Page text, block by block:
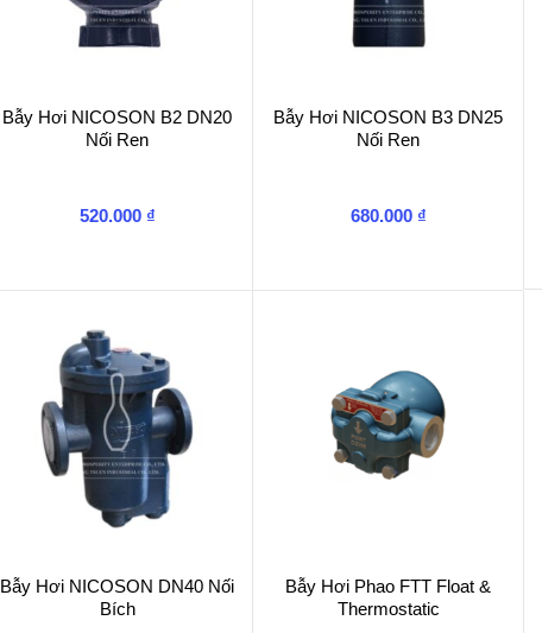
Bẫy Hơi NICOSON B2 DN20
Nối Ren
520.000 ₫
Bẫy Hơi NICOSON B3 DN25
Nối Ren
680.000 ₫
Bẫy Hơi NICOSON DN40 Nối
Bích
Bẫy Hơi Phao FTT Float &
Thermostatic